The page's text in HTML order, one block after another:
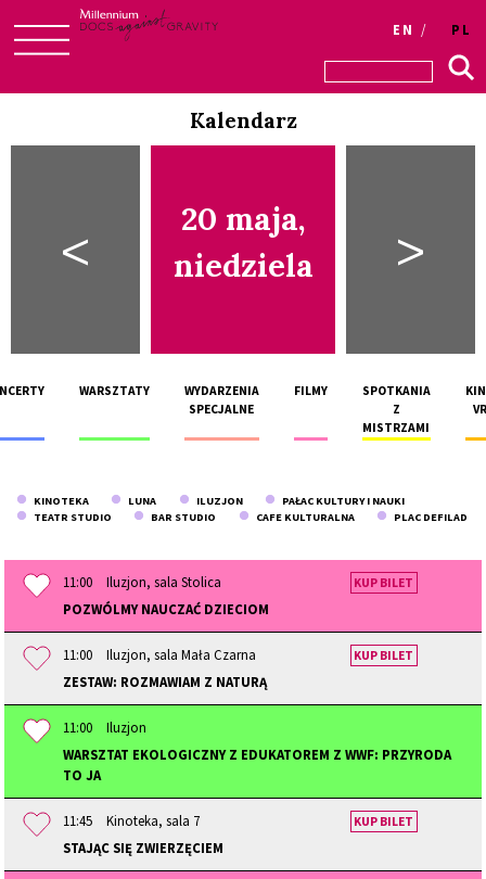
to
EN PL
Kalendarz
<
20 maja,
niedziela
>
WARSZTATY
WYDARZENIA
SPECJALNE
FILMY
SPOTKANIA
Z
MISTRZAMI
VR
KINOTEKA LUNA ILUZJON
PAŁAC KULTURY I NAUKI
TEATR STUDIO
BAR STUDIO CAFE KULTURALNA PLAC DEFILAD
11:00
Iluzjon, sala Stolica
POZWÓLMY NAUCZAĆ DZIECIOM
KUP BILET
11:00
Iluzjon, sala Mała Czarna
ZESTAW: ROZMAWIAM Z NATURĄ
KUP BILET
11:00
Iluzjon
WARSZTAT EKOLOGICZNY Z EDUKATOREM Z WWF: PRZYRODA
TO JA
11:45
Kinoteka, sala 7
STAJĄC SIĘ ZWIERZĘCIEM
KUP BILET